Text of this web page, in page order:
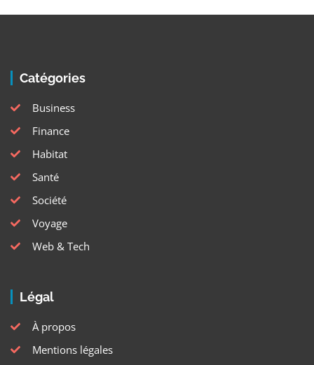
Catégories
Business
Finance
Habitat
Santé
Société
Voyage
Web & Tech
Légal
À propos
Mentions légales